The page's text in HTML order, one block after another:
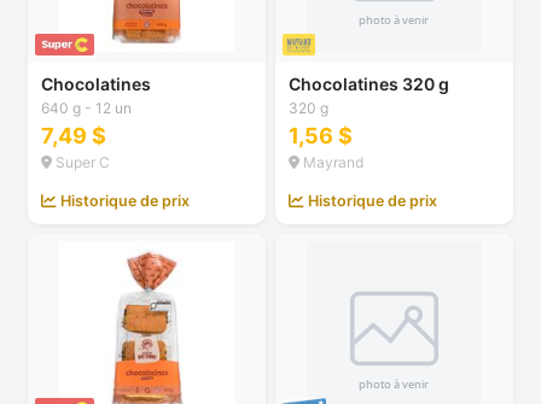
Chocolatines
640 g - 12 un
7,49 $
Super C
Historique de prix
Chocolatines 320 g
320 g
1,56 $
Mayrand
Historique de prix